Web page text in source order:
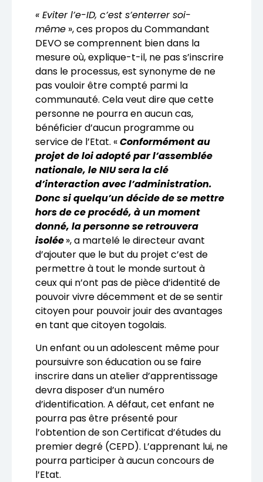
« Eviter l’e-ID, c’est s’enterrer soi-
même », ces propos du Commandant
DEVO se comprennent bien dans la
mesure où, explique-t-il, ne pas s’inscrire
dans le processus, est synonyme de ne
pas vouloir être compté parmi la
communauté. Cela veut dire que cette
personne ne pourra en aucun cas,
bénéficier d’aucun programme ou
service de l’Etat. «Conformément au
projet de loi adopté par l’assemblée
nationale, le NIU sera la clé
d’interaction avec l’administration.
Donc si quelqu’un décide de se mettre
hors de ce procédé, à un moment
donné, la personne se retrouvera
isolée», a martelé le directeur avant
d’ajouter que le but du projet c’est de
permettre à tout le monde surtout à
ceux qui n’ont pas de pièce d’identité de
pouvoir vivre décemment et de se sentir
citoyen pour pouvoir jouir des avantages
en tant que citoyen togolais.
Un enfant ou un adolescent même pour
poursuivre son éducation ou se faire
inscrire dans un atelier d’apprentissage
devra disposer d’un numéro
d’identification. A défaut, cet enfant ne
pourra pas être présenté pour
l’obtention de son Certificat d’études du
premier degré (CEPD). L’apprenant lui, ne
pourra participer à aucun concours de
l’Etat.